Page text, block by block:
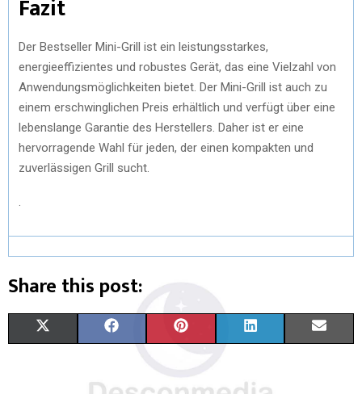
Fazit
Der Bestseller Mini-Grill ist ein leistungsstarkes,
energieeffizientes und robustes Gerät, das eine Vielzahl von
Anwendungsmöglichkeiten bietet. Der Mini-Grill ist auch zu
einem erschwinglichen Preis erhältlich und verfügt über eine
lebenslange Garantie des Herstellers. Daher ist er eine
hervorragende Wahl für jeden, der einen kompakten und
zuverlässigen Grill sucht.
Share this post:
C
I
N N